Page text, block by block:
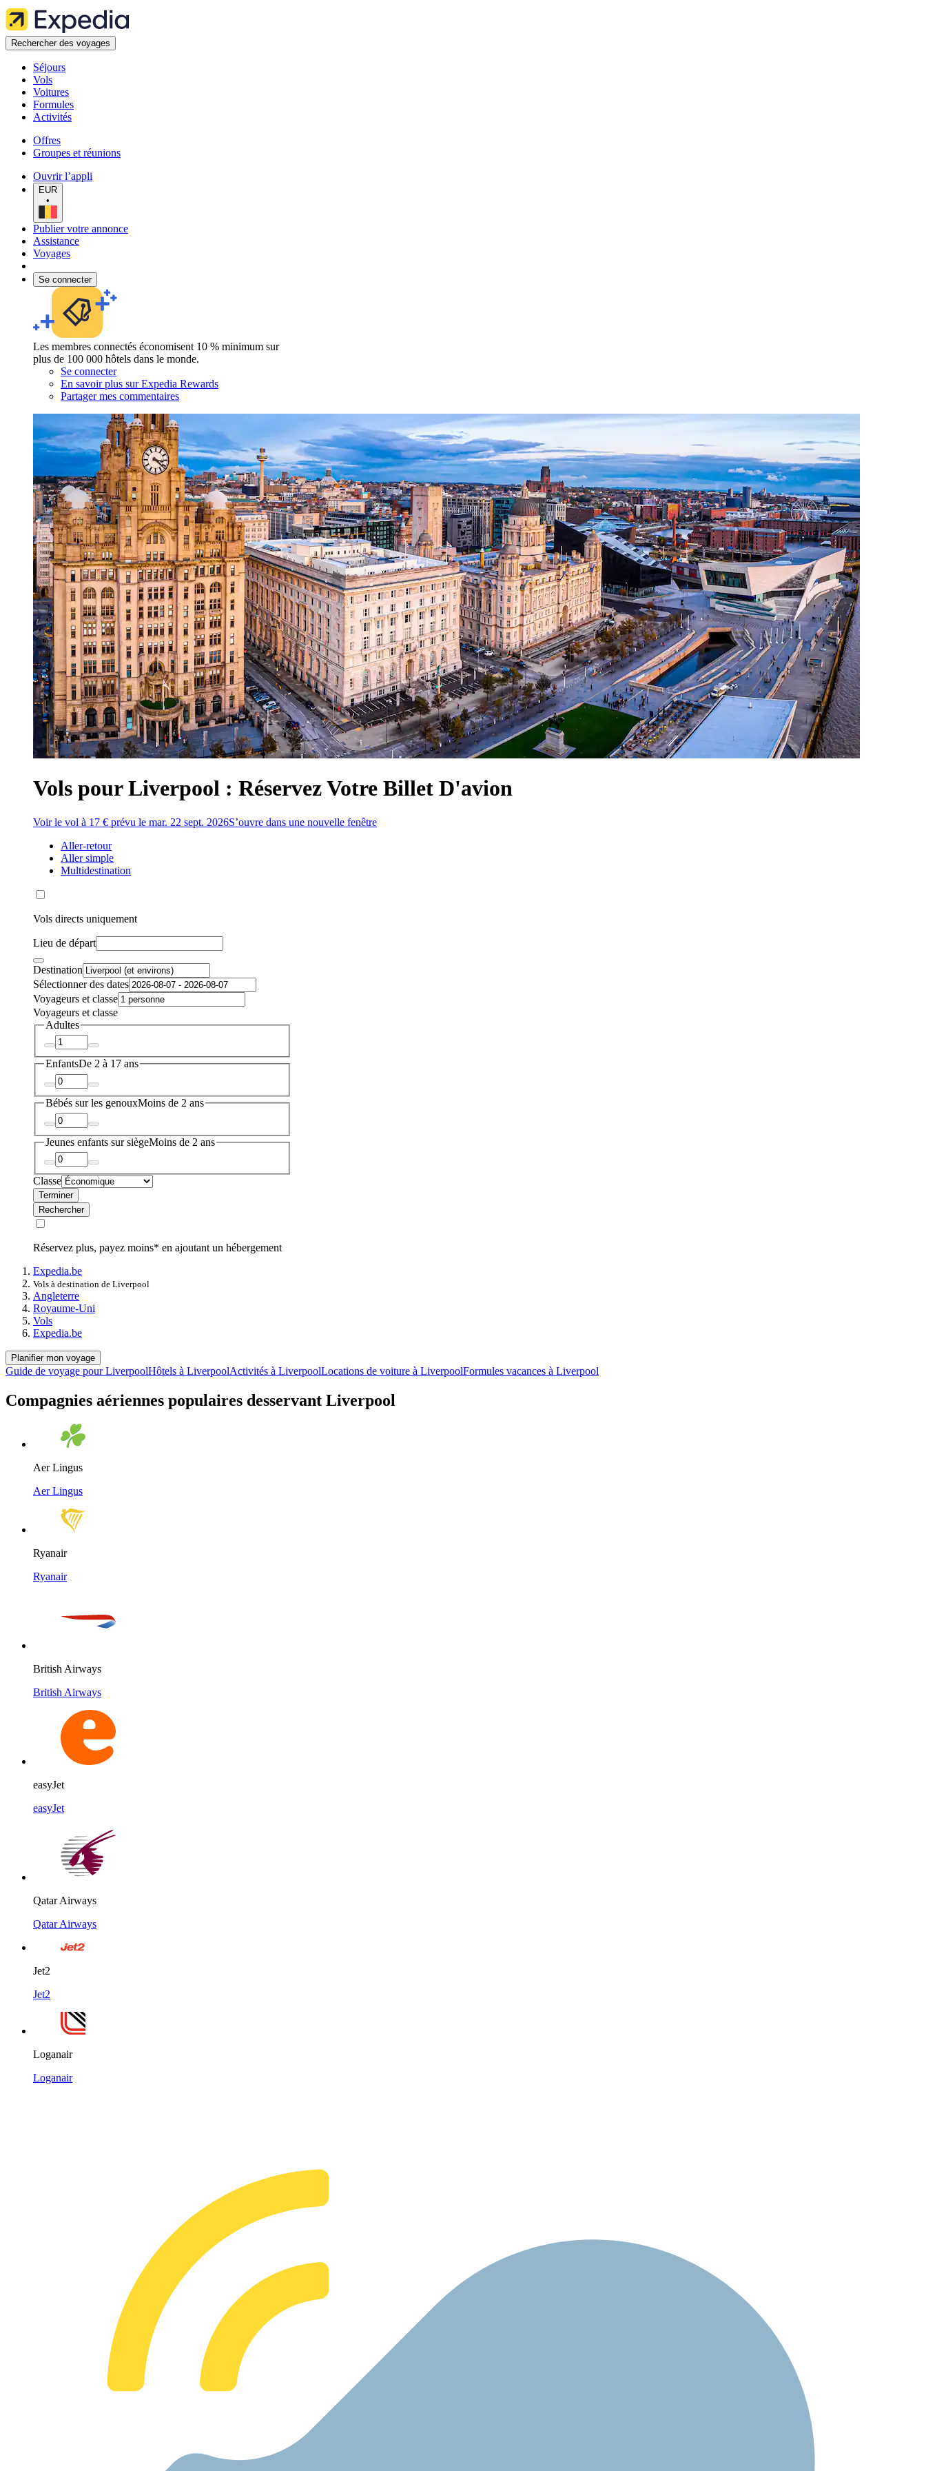
Rechercher des voyages
Séjours
Vols
Voitures
Formules
Activités
Offres
Groupes et réunions
Ouvrir l’appli
EUR
•
Publier votre annonce
Assistance
Voyages
Se connecter
Les membres connectés économisent 10 % minimum sur
plus de 100 000 hôtels dans le monde.
Se connecter
En savoir plus sur Expedia Rewards
Partager mes commentaires
Vols pour Liverpool : Réservez Votre Billet D'avion
Voir le vol à 17 € prévu le mar. 22 sept. 2026S’ouvre dans une nouvelle fenêtre
Aller-retour
Aller simple
Multidestination
Vols directs uniquement
Lieu de départ
Destination
Sélectionner des dates
Voyageurs et classe
Voyageurs et classe
Adultes
EnfantsDe 2 à 17 ans
Bébés sur les genouxMoins de 2 ans
Jeunes enfants sur siègeMoins de 2 ans
Classe
Terminer
Rechercher
Réservez plus, payez moins* en ajoutant un hébergement
Expedia.be
Vols à destination de Liverpool
Angleterre
Royaume-Uni
Vols
Expedia.be
Planifier mon voyage
Guide de voyage pour LiverpoolHôtels à LiverpoolActivités à LiverpoolLocations de voiture à LiverpoolFormules vacances à Liverpool
Compagnies aériennes populaires desservant Liverpool
Aer Lingus
Aer Lingus
Ryanair
Ryanair
British Airways
British Airways
easyJet
easyJet
Qatar Airways
Qatar Airways
Jet2
Jet2
Loganair
Loganair